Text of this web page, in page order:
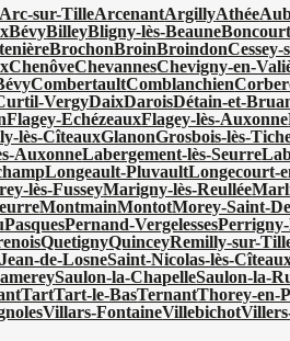
Arc-sur-TilleArcenantArgillyAthée
BévyBilleyBligny-lès-Beaune
BrochonBroinBroindon
ChenôveChevannesChevigny-en-
CombertaultComblanchien
VergyDaixDaroisDétain-et-
Flagey-EchézeauxFlagey-lès-Auxonne
lès-CîteauxGlanonGrosbois-lès-
AuxonneLabergement-lès-Seurre
Longeault-PluvaultLongecourt-
lès-FusseyMarigny-lès-Reullée
MontmainMontotMorey-Saint-
PasquesPernand-Vergelesses
QuetignyQuinceyRemilly-sur-
de-LosneSaint-Nicolas-lès-
Saulon-la-ChapelleSaulon-la-
TartTart-le-BasTernantThorey-en-
Villars-FontaineVillebichot